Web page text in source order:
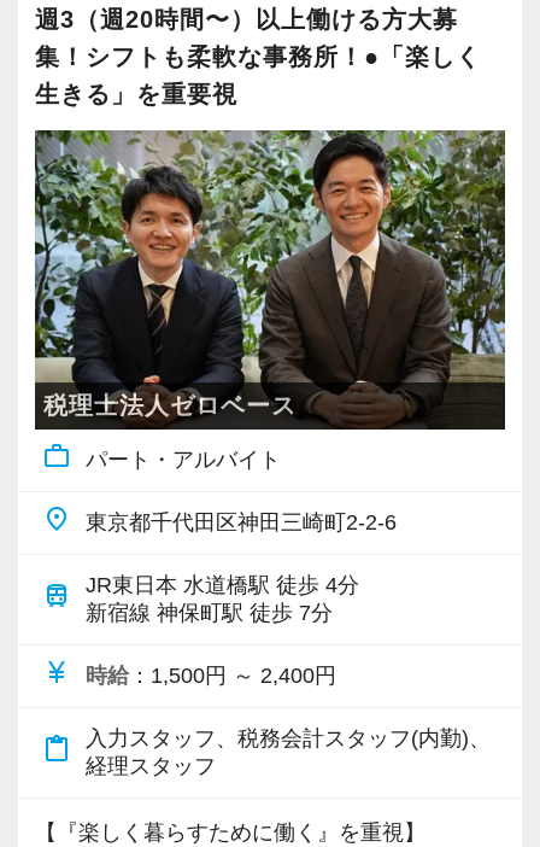
週3（週20時間〜）以上働ける方大募
集！シフトも柔軟な事務所！●「楽しく
生きる」を重要視
税理士法人ゼロベース
work_outline パート・アルバイト
place 東京都千代田区神田三崎町2-2-6
train
JR東日本 水道橋駅 徒歩 4分
新宿線 神保町駅 徒歩 7分
currency_yen 時給 ：1,500円 ～ 2,400円
content_paste
入力スタッフ、税務会計スタッフ(内勤)、
経理スタッフ
【『楽しく暮らすために働く』を重視】